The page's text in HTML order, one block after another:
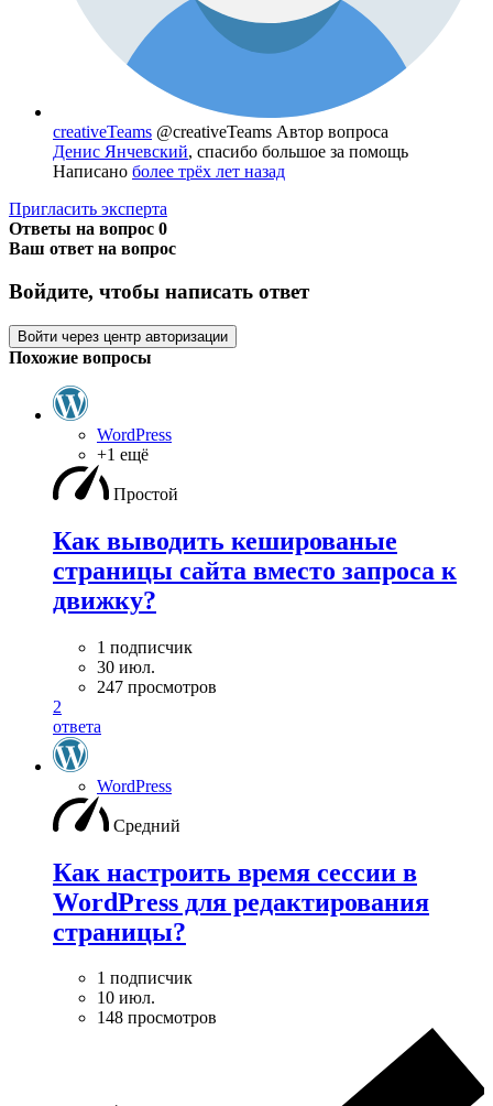
creativeTeams @creativeTeams Автор вопроса
Денис Янчевский, спасибо большое за помощь
Написано более трёх лет назад
Пригласить эксперта
Ответы на вопрос 0
Ваш ответ на вопрос
Войдите, чтобы написать ответ
Войти через центр авторизации
Похожие вопросы
WordPress
+1 ещё
Простой
Как выводить кешированые
страницы сайта вместо запроса к
движку?
1 подписчик
30 июл.
247 просмотров
2
ответа
WordPress
Средний
Как настроить время сессии в
WordPress для редактирования
страницы?
1 подписчик
10 июл.
148 просмотров